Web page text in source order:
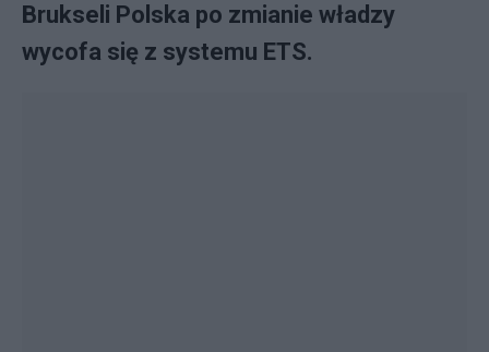
Brukseli Polska po zmianie władzy
wycofa się z systemu ETS.